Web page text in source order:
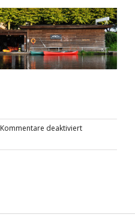
Kommentare deaktiviertfür